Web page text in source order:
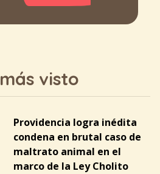
visto
Providencia logra inédita
condena en brutal caso de
maltrato animal en el
marco de la Ley Cholito